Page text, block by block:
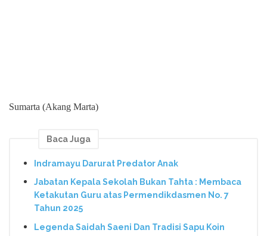
Sumarta (Akang Marta)
Baca Juga
Indramayu Darurat Predator Anak
Jabatan Kepala Sekolah Bukan Tahta : Membaca
Ketakutan Guru atas Permendikdasmen No. 7
Tahun 2025
Legenda Saidah Saeni Dan Tradisi Sapu Koin